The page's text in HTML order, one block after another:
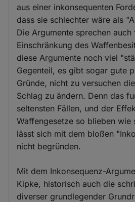
aus einer inkonsequenten
dass sie schlechter wäre als
Die Argumente sprechen
Einschränkung des
diese Argumente noch viel
Gegenteil, es gibt sogar gute
Gründe, nicht zu versuchen
Schlag zu ändern. Denn das
seltensten Fällen, und der
Waffengesetze so blieben wie
lässt sich mit dem bloßen
nicht begründen.
Mit dem Inkonsequenz-
Kipke, historisch auch die
diverser grundlegender